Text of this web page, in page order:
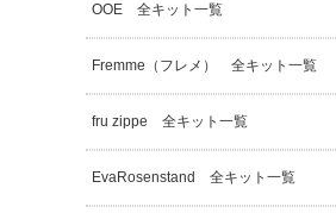
OOE 全キット一覧
Fremme（フレメ） 全キット一覧
fru zippe 全キット一覧
EvaRosenstand 全キット一覧